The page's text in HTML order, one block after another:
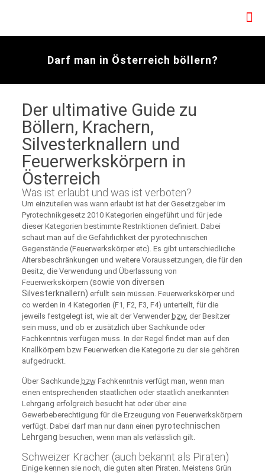
Darf man in Österreich böllern?
Der ultimative Guide zu
Böllern, Krachern,
Silvesterknallern und
Feuerwerkskörpern in
Österreich
Was ist erlaubt und was ist verboten?
Um einzuteilen was wann erlaubt ist hat der Gesetzgeber im
Pyrotechnikgesetz 2010 Kategorien eingeführt und für jede
dieser Kategorien bestimmte Restriktionen definiert. Dabei
schaut man auf die Gefährlichkeit der pyrotechnischen
Gegenstände (Feuerwerkskörper etc). Es gibt unterschiedliche
Altersbeschränkungen und weitere Voraussetzungen, die für den
Besitz, die Verwendung und Überlassung von
Feuerwerkskörpern (sowie von diversen
Silvesterknallern) erfüllt sein müssen. Feuerwerkskörper und
co werden in 4 Kategorien (F1, F2, F3, F4) unterteilt, für die
jeweils festgelegt ist, wie alt der Verwender bzw.der Besitzer
sein muss, und ob er zusätzlich über Sachkunde oder
Fachkenntnis verfügen muss. In der Regel findet man auf den
Knallkörpern bzw Feuerwerken die Kategorie zu der sie gehören
aufgedruckt.
Über Sachkunde bzwFachkenntnis verfügt man, wenn man
einen entsprechenden staatlichen oder staatlich anerkannten
Lehrgang erfolgreich besucht hat oder über eine
Gewerbeberechtigung für die Erzeugung von Feuerwerkskörpern
verfügt. Dabei darf man nur dann einen pyrotechnischen
Lehrgang besuchen, wenn man als verlässlich gilt.
Schweizer Kracher (auch bekannt als Piraten)
Einige kennen sie noch, die guten alten Piraten. Meistens Grün